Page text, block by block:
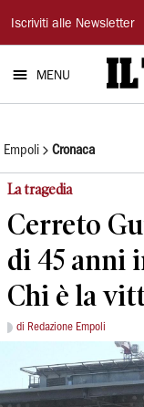
Il
Tirreno
Iscriviti alle Newsletter
MENU
Empoli Cronaca
La tragedia
Cerreto
di 45 anni
Chi è la
di Redazione Empoli